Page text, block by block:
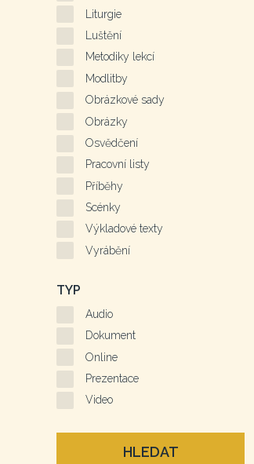
Liturgie
Luštění
Metodiky lekcí
Modlitby
Obrázkové sady
Obrázky
Osvědčení
Pracovní listy
Příběhy
Scénky
Výkladové texty
Vyrábění
TYP
Audio
Dokument
Online
Prezentace
Video
HLEDAT